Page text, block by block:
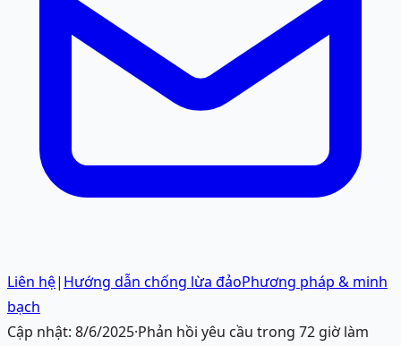
Liên hệ| Hướng dẫn chống lừa đảoPhương pháp & minh
bạch
Cập nhật: 8/6/2025·Phản hồi yêu cầu trong 72 giờ làm